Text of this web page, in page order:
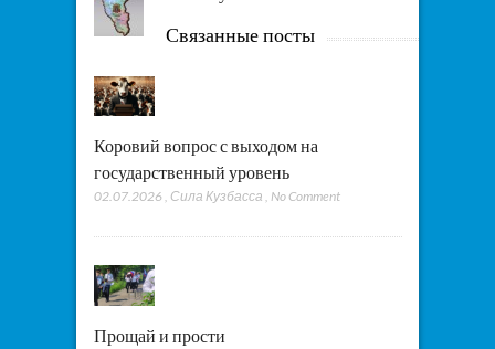
Связанные посты
Коровий вопрос с выходом на
государственный уровень
02.07.2026 , Сила Кузбасса , No Comment
Прощай и прости